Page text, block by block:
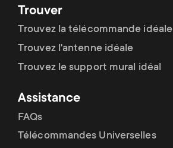
Trouver
Trouvez la télécommande idéale
Trouvez l'antenne idéale
Trouvez le support mural idéal
Assistance
FAQs
Télécommandes Universelles